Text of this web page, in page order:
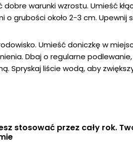
warunki wzrostu. Umieść
o grubości około 2-3 cm. Upewnij
Umieść doniczkę w
Dbaj o regularne
Spryskaj liście wodą, aby
stosować przez cały rok.